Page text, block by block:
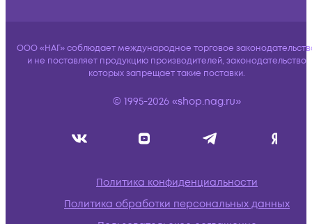
ООО «НАГ» соблюдает международное торговое
и не поставляет продукцию производителей, законодательство
которых запрещает такие поставки.
© 1995-2026 «shop.nag.ru»
Политика конфиденциальности
Политика обработки персональных данных